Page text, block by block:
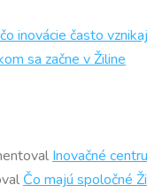
inovácie často
sa začne v Žiline
Inovačné
Čo majú spoločné